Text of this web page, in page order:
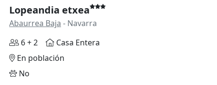
Lopeandia etxea
Abaurrea Baja - Navarra
6 + 2
Casa Entera
En población
No